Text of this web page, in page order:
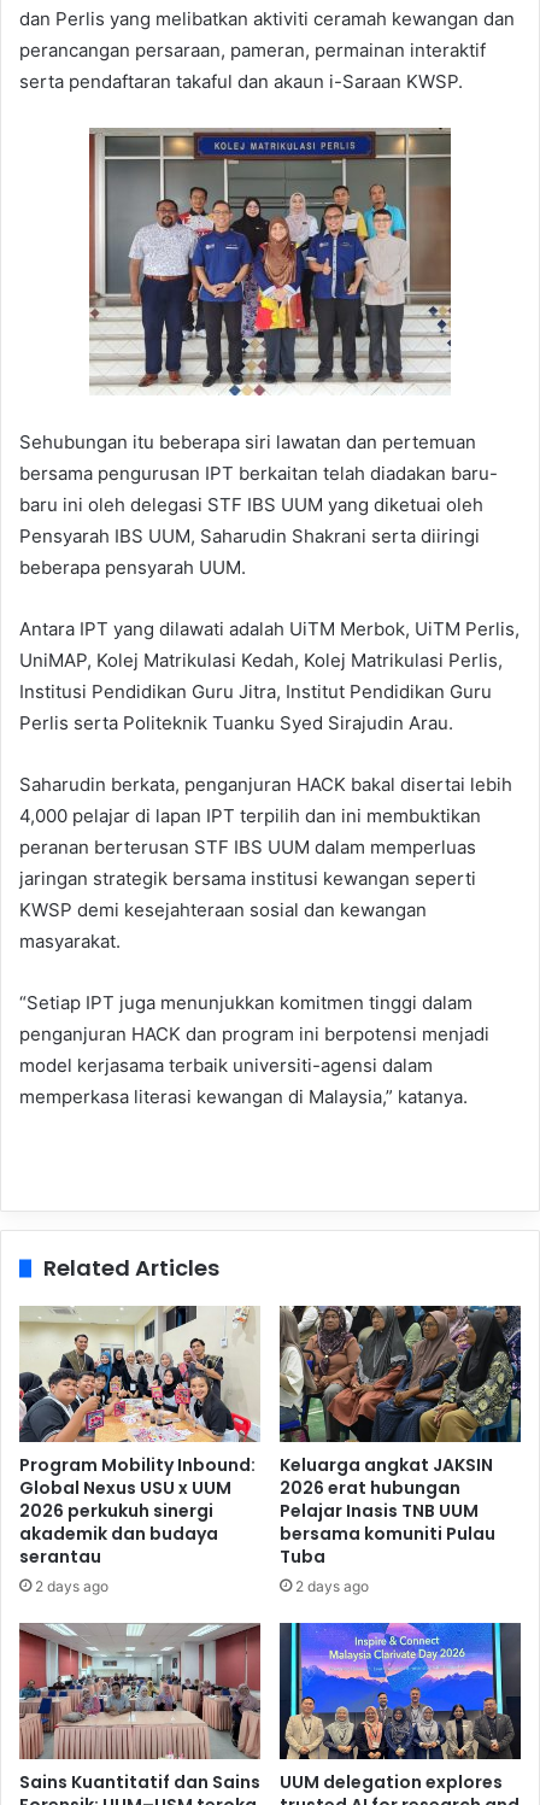
dan Perlis yang melibatkan aktiviti ceramah kewangan dan
perancangan persaraan, pameran, permainan interaktif
serta pendaftaran takaful dan akaun i-Saraan KWSP.
Sehubungan itu beberapa siri lawatan dan pertemuan
bersama pengurusan IPT berkaitan telah diadakan baru-
baru ini oleh delegasi STF IBS UUM yang diketuai oleh
Pensyarah IBS UUM, Saharudin Shakrani serta diiringi
beberapa pensyarah UUM.
Antara IPT yang dilawati adalah UiTM Merbok, UiTM Perlis,
UniMAP, Kolej Matrikulasi Kedah, Kolej Matrikulasi Perlis,
Institusi Pendidikan Guru Jitra, Institut Pendidikan Guru
Perlis serta Politeknik Tuanku Syed Sirajudin Arau.
Saharudin berkata, penganjuran HACK bakal disertai lebih
4,000 pelajar di lapan IPT terpilih dan ini membuktikan
peranan berterusan STF IBS UUM dalam memperluas
jaringan strategik bersama institusi kewangan seperti
KWSP demi kesejahteraan sosial dan kewangan
masyarakat.
“Setiap IPT juga menunjukkan komitmen tinggi dalam
penganjuran HACK dan program ini berpotensi menjadi
model kerjasama terbaik universiti-agensi dalam
memperkasa literasi kewangan di Malaysia,” katanya.
Related Articles
Program Mobility Inbound:
Global Nexus USU x UUM
2026 perkukuh sinergi
akademik dan budaya
serantau
2 days ago
Keluarga angkat JAKSIN
2026 erat hubungan
Pelajar Inasis TNB UUM
bersama komuniti Pulau
Tuba
2 days ago
Sains Kuantitatif dan Sains
UUM delegation explores